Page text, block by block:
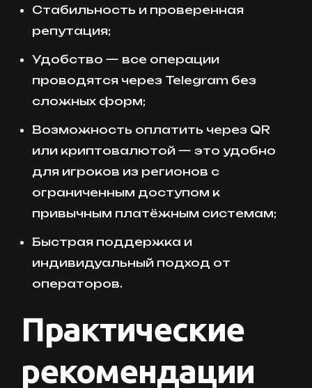
Стабильность и проверенная
репутация;
Удобство — все операции
проводятся через Telegram без
сложных форм;
Возможность оплатить через QR
или криптовалютой — это удобно
для игроков из регионов с
ограниченным доступом к
привычным платёжным системам;
Быстрая поддержка и
индивидуальный подход от
операторов.
Практические
рекомендации